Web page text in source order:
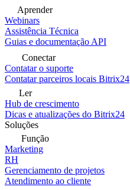
Aprender
Webinars
Assistência Técnica
Guias e documentação API
Conectar
Contatar o suporte
Contatar parceiros locais Bitrix24
Ler
Hub de crescimento
Dicas e atualizações do Bitrix24
Soluções
Função
Marketing
RH
Gerenciamento de projetos
Atendimento ao cliente